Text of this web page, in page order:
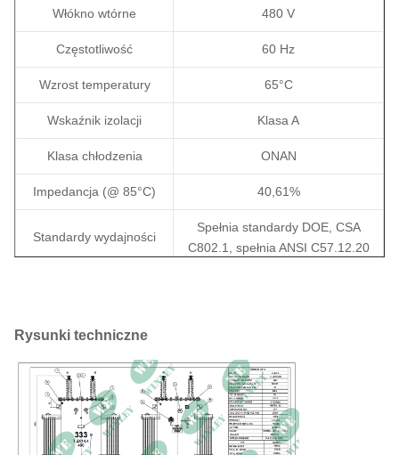
Włókno wtórne 480 V
Częstotliwość 60 Hz
Wzrost temperatury 65°C
Wskaźnik izolacji Klasa A
Klasa chłodzenia ONAN
Impedancja (@ 85°C) 40,61%
Standardy wydajności
Spełnia standardy DOE, CSA
C802.1, spełnia ANSI C57.12.20
(płynna)
1634 kg
Efektywność 990,43%
Brak utraty ładunku 460 W
Rysunki techniczne